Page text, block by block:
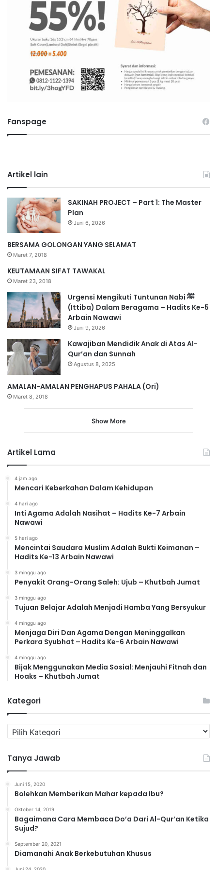
Fanspage
Artikel lain
SAKINAH PROJECT – Part 1: The Master
Plan
Juni 6, 2026
BERSAMA GOLONGAN YANG SELAMAT
Maret 7, 2018
KEUTAMAAN SIFAT TAWAKAL
Maret 23, 2018
Urgensi Mengikuti Tuntunan Nabi ﷺ
(Ittiba) Dalam Beragama – Hadits Ke-5
Arbain Nawawi
Juni 9, 2026
Kawajiban Mendidik Anak di Atas Al-
Qur’an dan Sunnah
Agustus 8, 2025
AMALAN-AMALAN PENGHAPUS PAHALA (Ori)
Maret 8, 2018
Show More
Artikel Lama
4 jam ago
Mencari Keberkahan Dalam Kehidupan
4 hari ago
Inti Agama Adalah Nasihat – Hadits Ke-7 Arbain
Nawawi
5 hari ago
Mencintai Saudara Muslim Adalah Bukti Keimanan –
Hadits Ke-13 Arbain Nawawi
3 minggu ago
Penyakit Orang-Orang Saleh: Ujub – Khutbah Jumat
3 minggu ago
Tujuan Belajar Adalah Menjadi Hamba Yang Bersyukur
4 minggu ago
Menjaga Diri Dan Agama Dengan Meninggalkan
Perkara Syubhat – Hadits Ke-6 Arbain Nawawi
4 minggu ago
Bijak Menggunakan Media Sosial: Menjauhi Fitnah dan
Hoaks – Khutbah Jumat
Kategori
a
e
g
Tanya Jawab
Juni 15, 2020
Bolehkan Memberikan Mahar kepada Ibu?
Oktober 14, 2019
Bagaimana Cara Membaca Do’a Dari Al-Qur’an Ketika
Sujud?
September 20, 2021
Diamanahi Anak Berkebutuhan Khusus
Juni 24, 2020